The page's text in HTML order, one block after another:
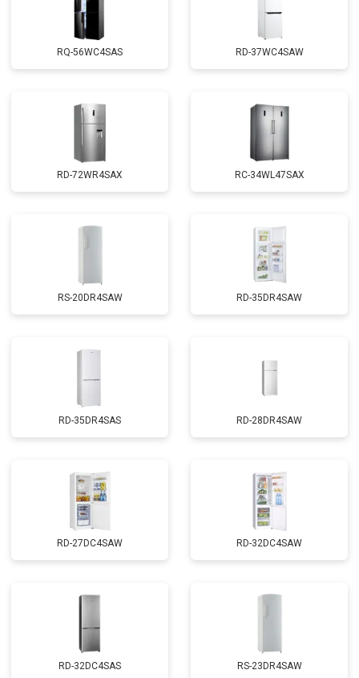
RQ-56WC4SAS RD-37WC4SAW
RD-72WR4SAX RС-34WL47SAX
RS-20DR4SAW RD-35DR4SAW
RD-35DR4SAS RD-28DR4SAW
RD-27DC4SAW RD-32DC4SAW
RD-32DC4SAS RS-23DR4SAW